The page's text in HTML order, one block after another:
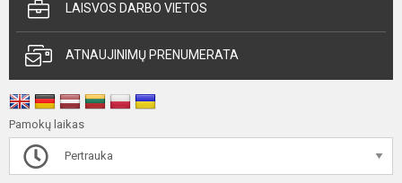
LAISVOS DARBO VIETOS
ATNAUJINIMŲ PRENUMERATA
Pamokų laikas
Pertrauka